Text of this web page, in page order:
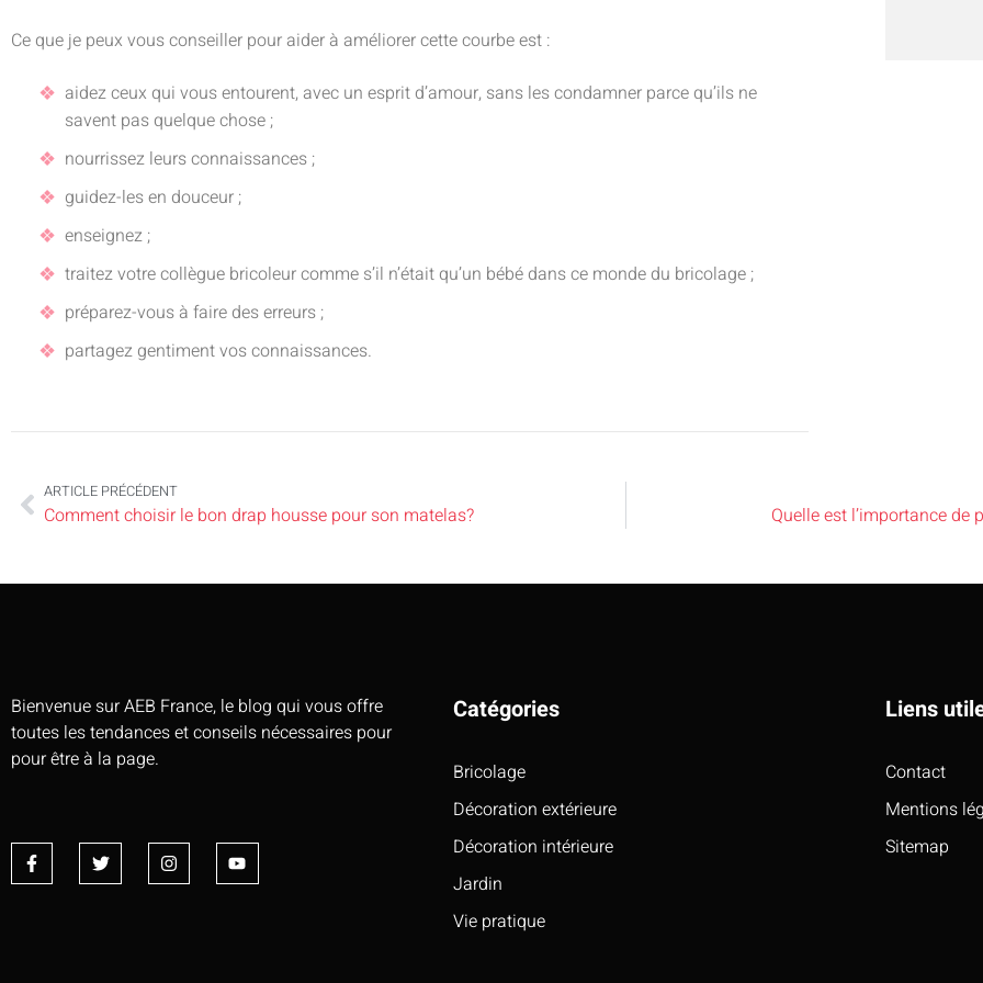
Ce que je peux vous conseiller pour aider à améliorer cette courbe est :
aidez ceux qui vous entourent, avec un esprit d’amour, sans les condamner parce qu’ils ne
savent pas quelque chose ;
nourrissez leurs connaissances ;
guidez-les en douceur ;
enseignez ;
traitez votre collègue bricoleur comme s’il n’était qu’un bébé dans ce monde du bricolage ;
préparez-vous à faire des erreurs ;
partagez gentiment vos connaissances.
ARTICLE PRÉCÉDENT
Comment choisir le bon drap housse pour son matelas? Quelle est l’importance de
Bienvenue sur AEB France, le blog qui vous offre
toutes les tendances et conseils nécessaires pour
pour être à la page.
Catégories
Bricolage
Décoration extérieure
Décoration intérieure
Jardin
Vie pratique
Liens
Contact
Mentions
Sitemap